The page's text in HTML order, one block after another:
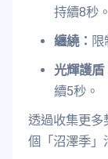
持續8秒。
纏繞：
光輝護盾
續5秒。
透過收集更多
個「沼澤季」